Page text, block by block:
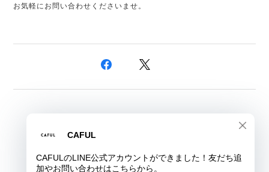
お気軽にお問い合わせくださいませ。